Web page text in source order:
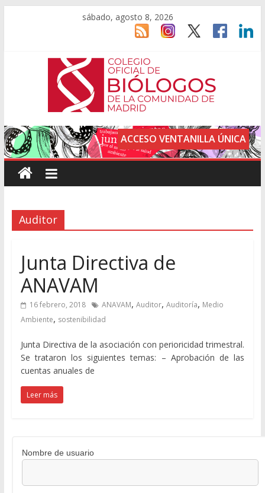
sábado, agosto 8, 2026
ACCESO VENTANILLA ÚNICA
Auditor
Junta Directiva de
ANAVAM
16 febrero, 2018 ANAVAM, Auditor, Auditoría, Medio
Ambiente, sostenibilidad
Junta Directiva de la asociación con perioricidad trimestral.
Se trataron los siguientes temas: – Aprobación de las
cuentas anuales de
Leer más
Nombre de usuario